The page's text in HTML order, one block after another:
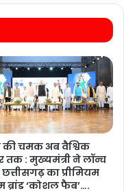
की चमक अब वैश्विक
तक : मुख्यमंत्री ने लॉन्च
का प्रीमियम
ब्रांड ‘कोशल फैब’….